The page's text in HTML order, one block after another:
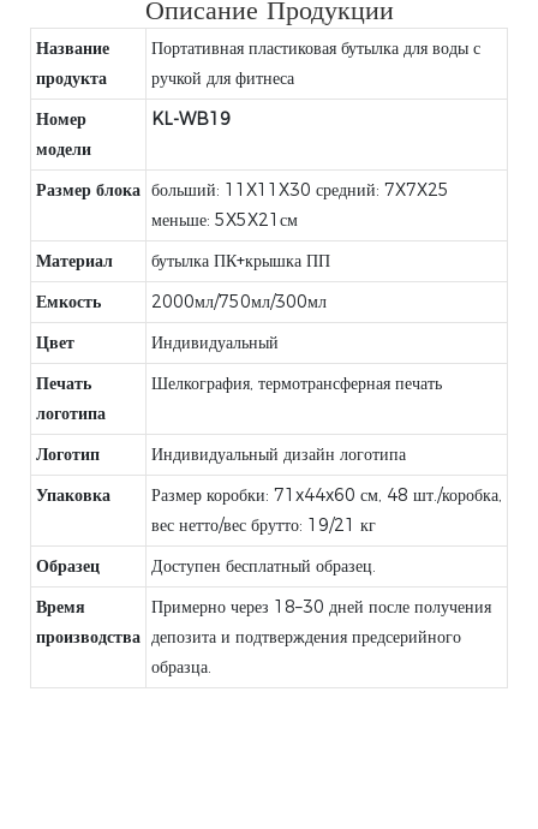
Описание Продукции
Название
продукта
Портативная пластиковая бутылка для воды с
ручкой для фитнеса
Номер
модели
KL-WB19
Размер блока больший: 11X11X30 средний: 7X7X25
меньше: 5X5X21см
Материал
бутылка ПК+крышка ПП
Емкость
2000мл/750мл/300мл
Цвет
Индивидуальный
Печать
логотипа
Шелкография, термотрансферная печать
Логотип
Индивидуальный дизайн логотипа
Упаковка
Размер коробки: 71x44x60 см, 48 шт./коробка,
вес нетто/вес брутто: 19/21 кг
Образец
Доступен бесплатный образец.
Время
производства
Примерно через 18–30 дней после получения
депозита и подтверждения предсерийного
образца.